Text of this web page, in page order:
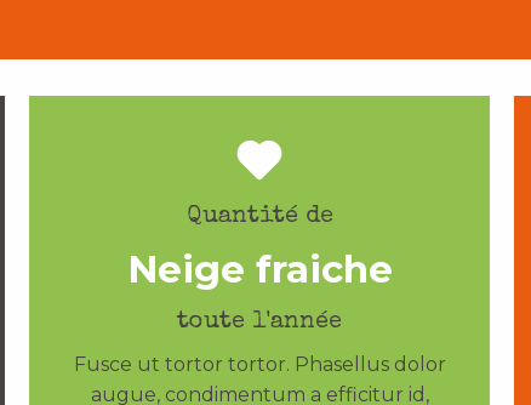
Quantité de
Neige fraiche
toute l'année
Fusce ut tortor tortor. Phasellus dolor
augue, condimentum a efficitur id,